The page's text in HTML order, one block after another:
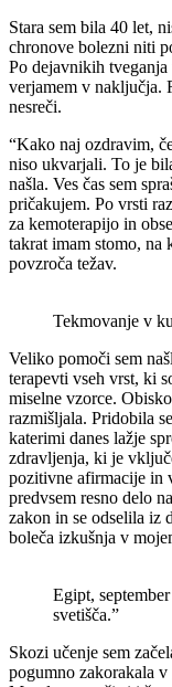
Stara sem bila 40 let,
chronove bolezni niti
Po dejavnikih
verjamem v naključja.
nesreči.
“Kako naj ozdravim,
niso ukvarjali. To je
našla. Ves čas sem
pričakujem. Po vrsti
za kemoterapijo in
takrat imam stomo, na
povzroča težav.
Tekmovanje v
Veliko pomoči sem
terapevti vseh vrst, ki
miselne vzorce.
razmišljala. Pridobila
katerimi danes lažje
zdravljenja, ki je
pozitivne afirmacije in
predvsem resno delo
zakon in se odselila iz
boleča izkušnja v
Egipt,
svetišča.”
Skozi učenje sem
pogumno zakorakala